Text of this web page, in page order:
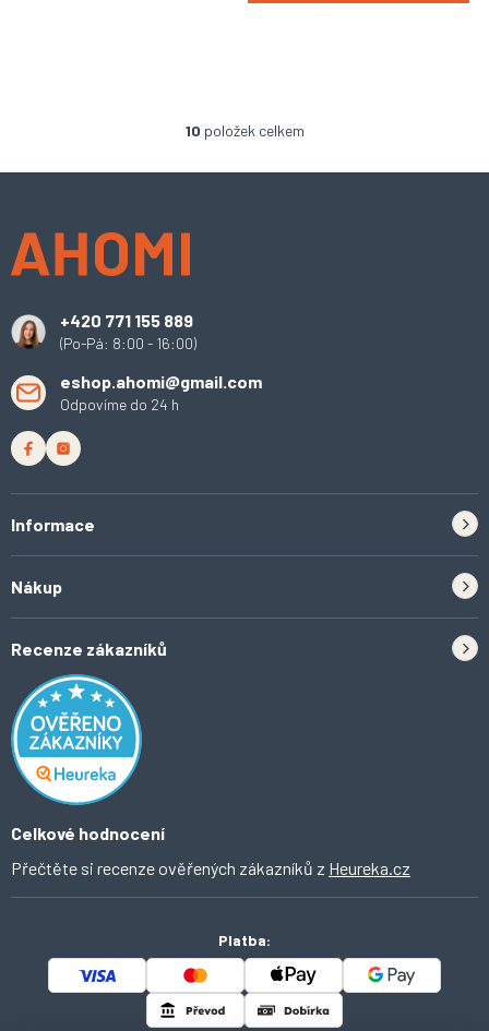
O
l
y
s
10 položek celkem
+420 771 155 889
(Po-Pá: 8:00 - 16:00)
eshop.ahomi@gmail.com
Odpovíme do 24 h
Informace
Tipy do kuchyně
Inspirace a trendy
Domácí vychytávky
O Ahomi
Nákup
Odstoupení od smlouvy
Obchodní podmínky
Ochrana osobních údajů
Recenze zákazníků
Celkové hodnocení
Přečtěte si recenze ověřených zákazníků z Heureka.cz
Platba: